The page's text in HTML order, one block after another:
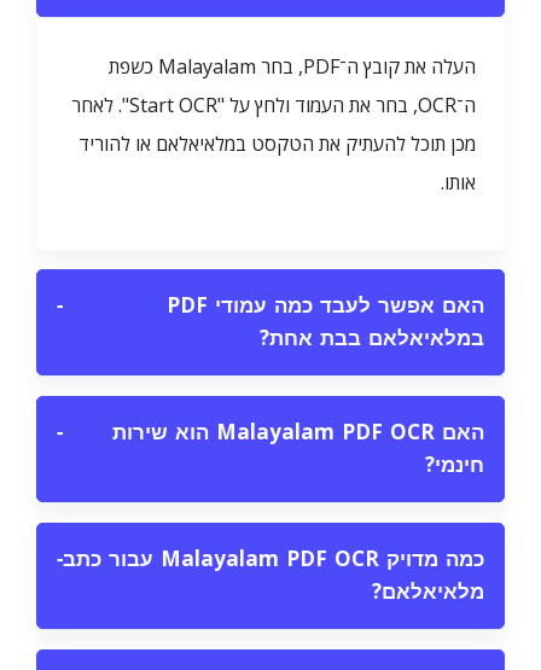
העלה את קובץ ה־PDF, בחר Malayalam כשפת
ה־OCR, בחר את העמוד ולחץ על "Start OCR". לאחר
מכן תוכל להעתיק את הטקסט במלאיאלאם או להוריד
אותו.
האם אפשר לעבד כמה עמודי PDF
במלאיאלאם בבת אחת?
−
האם Malayalam PDF OCR הוא שירות
חינמי?
−
כמה מדויק Malayalam PDF OCR עבור כתב
מלאיאלאם?
−